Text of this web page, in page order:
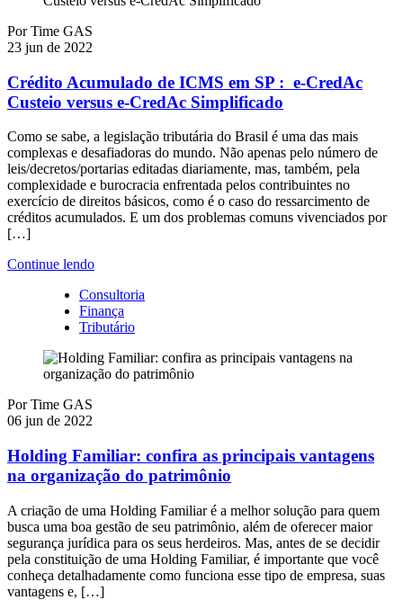
PorTime GAS
23 jun de 2022
Crédito Acumulado de ICMS em SP : e-CredAc
Custeio versus e-CredAc Simplificado
Como se sabe, a legislação tributária do Brasil é uma das mais
complexas e desafiadoras do mundo. Não apenas pelo número de
leis/decretos/portarias editadas diariamente, mas, também, pela
complexidade e burocracia enfrentada pelos contribuintes no
exercício de direitos básicos, como é o caso do ressarcimento de
créditos acumulados. E um dos problemas comuns vivenciados por
[…]
Continue lendo
Consultoria
Finança
Tributário
PorTime GAS
06 jun de 2022
Holding Familiar: confira as principais vantagens
na organização do patrimônio
A criação de uma Holding Familiar é a melhor solução para quem
busca uma boa gestão de seu patrimônio, além de oferecer maior
segurança jurídica para os seus herdeiros. Mas, antes de se decidir
pela constituição de uma Holding Familiar, é importante que você
conheça detalhadamente como funciona esse tipo de empresa, suas
vantagens e, […]